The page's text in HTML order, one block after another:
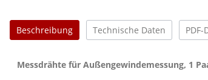
Beschreibung Technische Daten
Messdrähte für Außengewindemessung, 1